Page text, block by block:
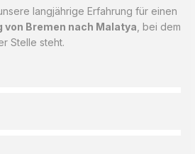
langjährige Erfahrung für einen
von Bremen nach Malatya , bei dem
Stelle steht.